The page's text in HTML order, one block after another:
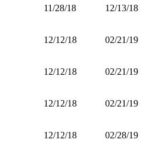
11/28/18 12/13/18
12/12/18 02/21/19
12/12/18 02/21/19
12/12/18 02/21/19
12/12/18 02/28/19